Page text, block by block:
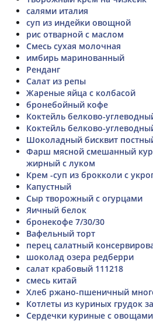
салями италия
суп из индейки овощной
рис отварной с маслом
Смесь сухая молочная
имбирь маринованный
Ренданг
Салат из репы
Жареные яйца с колбасой
бронебойный кофе
Коктейль белково-
Коктейль белково-
Шоколадный бисквит
Фарш мясной смешанный
жирный с луком
Крем -суп из брокколи с
Капустный
Сыр творожный с огурцами
Яичный белок
бронекофе 7/30/30
Вафельный торт
перец салатный
шоколад озера редберри
салат крабовый 111218
смесь китай
Хлеб ржано-пшеничный
Котлеты из куриных грудок
Сердечки куриные с овощами